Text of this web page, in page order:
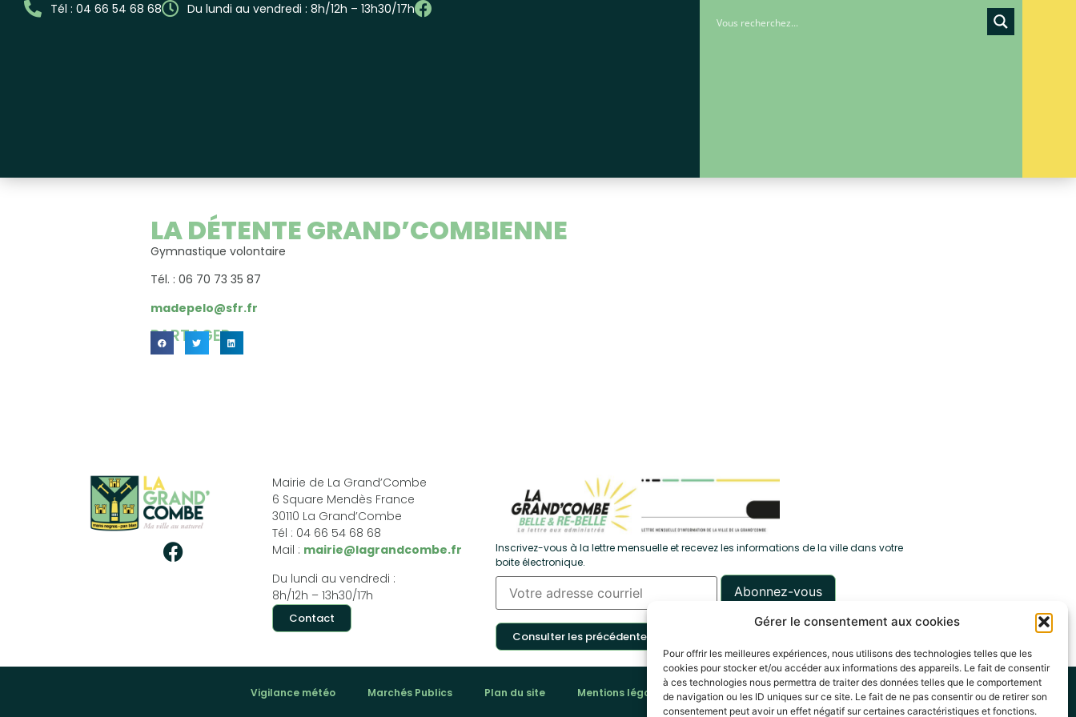
Gérer le consentement aux cookies
Pour offrir les meilleures expériences, nous utilisons des technologies telles que les
cookies pour stocker et/ou accéder aux informations des appareils. Le fait de consentir
à ces technologies nous permettra de traiter des données telles que le comportement
de navigation ou les ID uniques sur ce site. Le fait de ne pas consentir ou de retirer son
consentement peut avoir un effet négatif sur certaines caractéristiques et fonctions.
Tél : 04 66 54 68 68 Du lundi au vendredi : 8h/12h – 13h30/17h
LA DÉTENTE GRAND’COMBIENNE
Gymnastique volontaire
Tél. : 06 70 73 35 87
madepelo@sfr.fr
PARTAGER...
Mairie de La Grand’Combe
6 Square Mendès France
30110 La Grand’Combe
Tél : 04 66 54 68 68
Mail : mairie@lagrandcombe.fr
Du lundi au vendredi :
8h/12h – 13h30/17h
Contact
Inscrivez-vous à la lettre mensuelle et recevez les informations de la ville dans votre
boite électronique.
Consulter les précédentes
Vigilance météo Marchés Publics Plan du site Mentions légales Politique de cookies (UE)